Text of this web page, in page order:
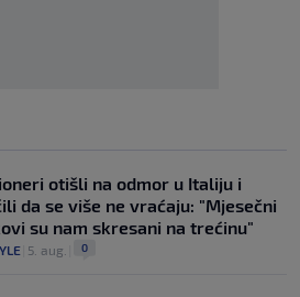
otišli na odmor u Italiju i
da se više ne vraćaju: "Mjesečni
su nam skresani na trećinu"
5. aug. 0